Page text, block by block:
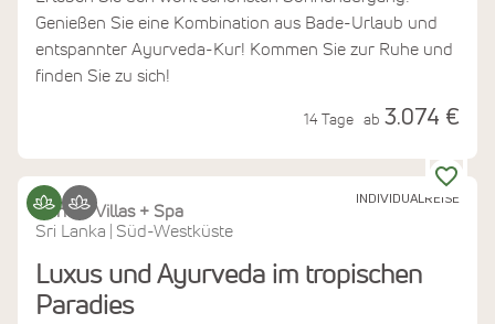
Genießen Sie eine Kombination aus Bade-Urlaub und
entspannter Ayurveda-Kur! Kommen Sie zur Ruhe und
finden Sie zu sich!
14 Tage ab 3.074 €
INDIVIDUALREISE
Haritha Villas + Spa
Sri Lanka
Süd-Westküste
Luxus und Ayurveda im tropischen
Paradies